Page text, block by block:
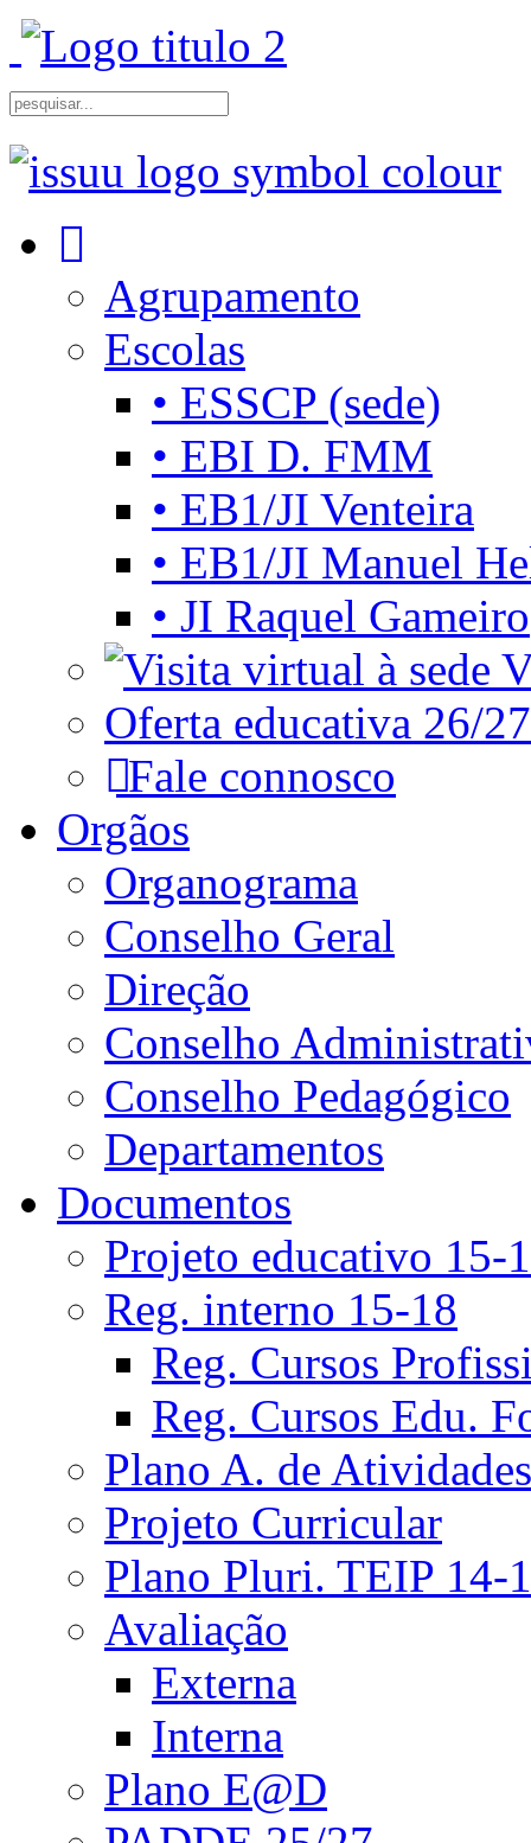
Agrupamento
Escolas
• ESSCP (sede)
• EBI D. FMM
• EB1/JI Venteira
• EB1/JI Manuel
• JI Raquel Gameiro
Oferta educativa 26/27
Fale connosco
Orgãos
Organograma
Conselho Geral
Direção
Conselho
Conselho Pedagógico
Departamentos
Documentos
Projeto educativo 15-
Reg. interno 15-18
Reg. Cursos
Reg. Cursos Edu.
Plano A. de Atividades
Projeto Curricular
Plano Pluri. TEIP 14-
Avaliação
Externa
Interna
Plano E@D